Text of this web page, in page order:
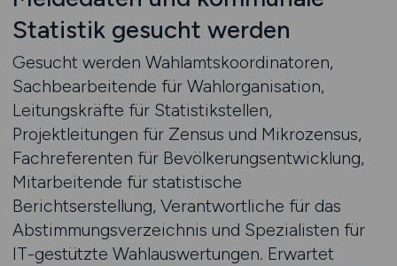
Statistik gesucht werden
Gesucht werden Wahlamtskoordinatoren,
Sachbearbeitende für Wahlorganisation,
Leitungskräfte für Statistikstellen,
Projektleitungen für Zensus und Mikrozensus,
Fachreferenten für Bevölkerungsentwicklung,
Mitarbeitende für statistische
Berichtserstellung, Verantwortliche für das
Abstimmungsverzeichnis und Spezialisten für
IT-gestützte Wahlauswertungen. Erwartet